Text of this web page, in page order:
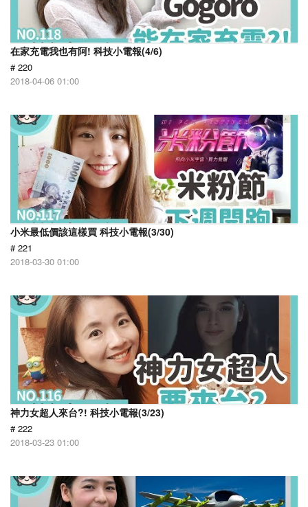
在家充電我也有阿! 科技小電報(4/6)
# 220
2018-04-06 01:00
小米最低價該這樣買 科技小電報(3/30)
# 221
2018-03-30 01:00
神力女超人來台?! 科技小電報(3/23)
# 222
2018-03-23 01:00